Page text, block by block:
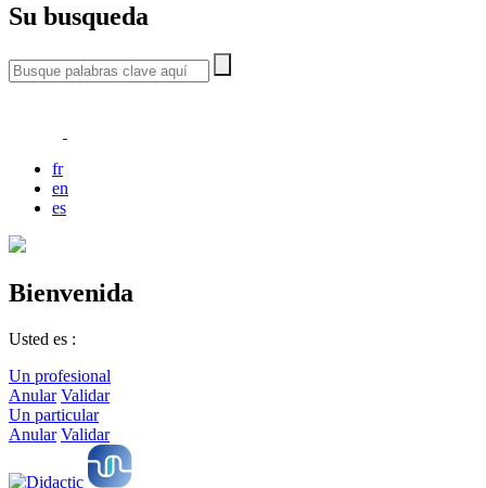
Su busqueda
fr
en
es
Bienvenida
Usted es :
Un profesional
Anular Validar
Un particular
Anular Validar